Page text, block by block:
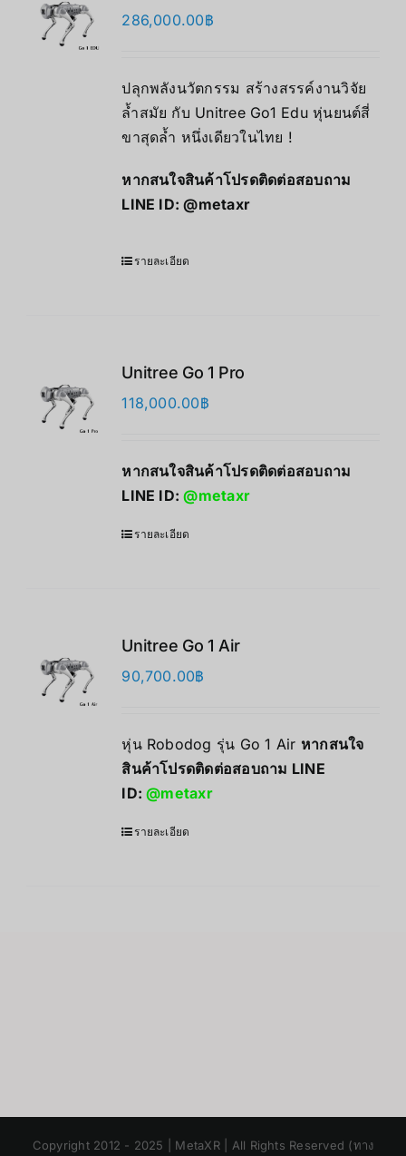
286,000.00฿
ปลุกพลังนวัตกรรม สร้างสรรค์งานวิจัย
ล้ำสมัย กับ Unitree Go1 Edu หุ่นยนต์สี่
ขาสุดล้ำ หนึ่งเดียวในไทย !
หากสนใจสินค้าโปรดติดต่อสอบถาม
LINE ID:@metaxr
รายละเอียด
Unitree Go 1 Pro
118,000.00฿
หากสนใจสินค้าโปรดติดต่อสอบถาม
LINE ID:@metaxr
รายละเอียด
Unitree Go 1 Air
90,700.00฿
หุ่น Robodog รุ่น Go 1 Air หากสนใจ
สินค้าโปรดติดต่อสอบถาม LINE
ID:@metaxr
รายละเอียด
Copyright 2012 - 2025 | MetaXR | All Rights Reserved (ทาง